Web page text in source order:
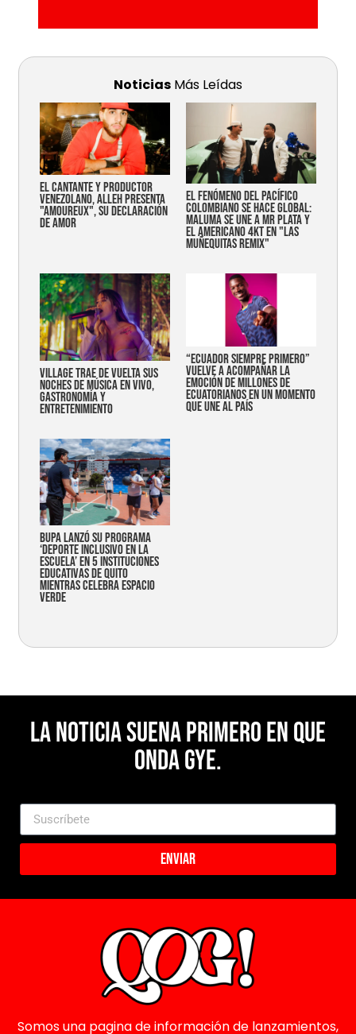
Noticias Más Leídas
EL CANTANTE Y PRODUCTOR
VENEZOLANO, ALLEH PRESENTA
"AMOUREUX", SU DECLARACIÓN
DE AMOR
EL FENÓMENO DEL PACÍFICO
COLOMBIANO SE HACE GLOBAL:
MALUMA SE UNE A MR PLATA Y
EL AMERICANO 4KT EN "LAS
MUÑEQUITAS REMIX"
Village trae de vuelta sus
noches de música en vivo,
gastronomía y
entretenimiento
“Ecuador siempre primero”
vuelve a acompañar la
emoción de millones de
ecuatorianos en un momento
que une al país
Bupa lanzó su programa
‘Deporte Inclusivo en la
Escuela’ en 5 instituciones
educativas de Quito
mientras celebra espacio
verde
La noticia suena primero en Que
Onda Gye.
Enviar
Somos una pagina de información de lanzamientos,